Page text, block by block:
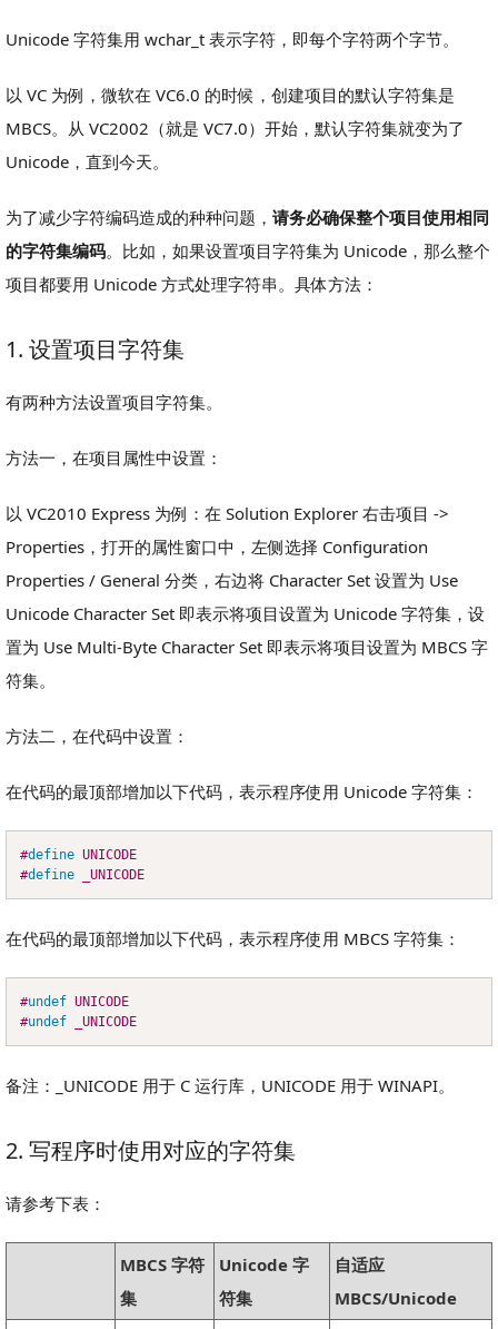
Unicode 字符集用 wchar_t 表示字符，即每个字符两个字节。
以 VC 为例，微软在 VC6.0 的时候，创建项目的默认字符集是
MBCS。从 VC2002（就是 VC7.0）开始，默认字符集就变为了
Unicode，直到今天。
为了减少字符编码造成的种种问题， 请务必确保整个项目使用相同
的字符集编码。比如，如果设置项目字符集为 Unicode，那么整个
项目都要用 Unicode 方式处理字符串。具体方法：
1. 设置项目字符集
有两种方法设置项目字符集。
方法一，在项目属性中设置：
以 VC2010 Express 为例：在 Solution Explorer 右击项目 ->
Properties，打开的属性窗口中，左侧选择 Configuration
Properties / General 分类，右边将 Character Set 设置为 Use
Unicode Character Set 即表示将项目设置为 Unicode 字符集，设
置为 Use Multi-Byte Character Set 即表示将项目设置为 MBCS 字
符集。
方法二，在代码中设置：
在代码的最顶部增加以下代码，表示程序使用 Unicode 字符集：
#define UNICODE
#define _UNICODE
在代码的最顶部增加以下代码，表示程序使用 MBCS 字符集：
#undef UNICODE
#undef _UNICODE
备注：_UNICODE 用于 C 运行库，UNICODE 用于 WINAPI。
2. 写程序时使用对应的字符集
请参考下表：
MBCS 字符
集
Unicode 字
符集
自适应
MBCS/Unicode